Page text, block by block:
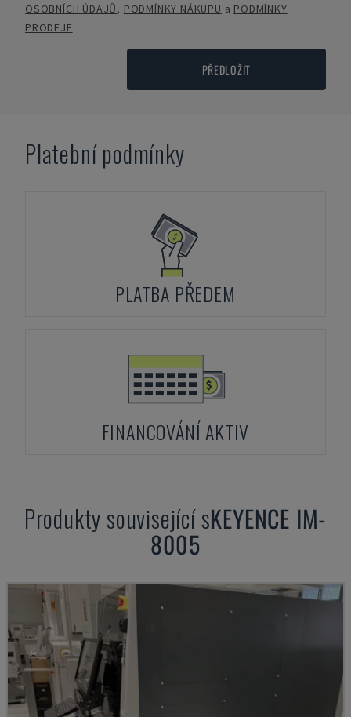
OSOBNÍCH ÚDAJŮ, PODMÍNKY NÁKUPU a PODMÍNKY
PRODEJE
PŘEDLOŽIT
Platební podmínky
PLATBA PŘEDEM
FINANCOVÁNÍ AKTIV
Produkty související sKEYENCE IM-
8005